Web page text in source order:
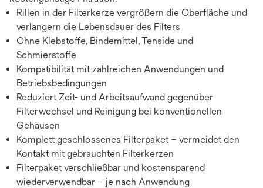
Rillen in der Filterkerze vergrößern die Oberfläche und
verlängern die Lebensdauer des Filters
Ohne Klebstoffe, Bindemittel, Tenside und
Schmierstoffe
Kompatibilität mit zahlreichen Anwendungen und
Betriebsbedingungen
Reduziert Zeit- und Arbeitsaufwand gegenüber
Filterwechsel und Reinigung bei konventionellen
Gehäusen
Komplett geschlossenes Filterpaket – vermeidet den
Kontakt mit gebrauchten Filterkerzen
Filterpaket verschließbar und kostensparend
wiederverwendbar – je nach Anwendung